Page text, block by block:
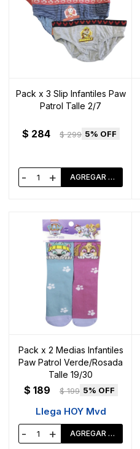
Pack x 3 Slip Infantiles Paw
Patrol Talle 2/7
$ 284 $ 299 5
- +
Pack x 2 Medias Infantiles
Paw Patrol Verde/Rosada
Talle 19/30
$ 189 $ 199 5
Llega HOY Mvd
- +